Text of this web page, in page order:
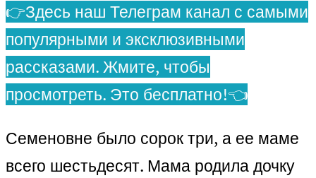
👉Здесь наш Телеграм канал с самыми
популярными и эксклюзивными
рассказами. Жмите, чтобы
просмотреть. Это бесплатно!👈
Семеновне было сорок три, а ее маме
всего шестьдесят. Мама родила дочку